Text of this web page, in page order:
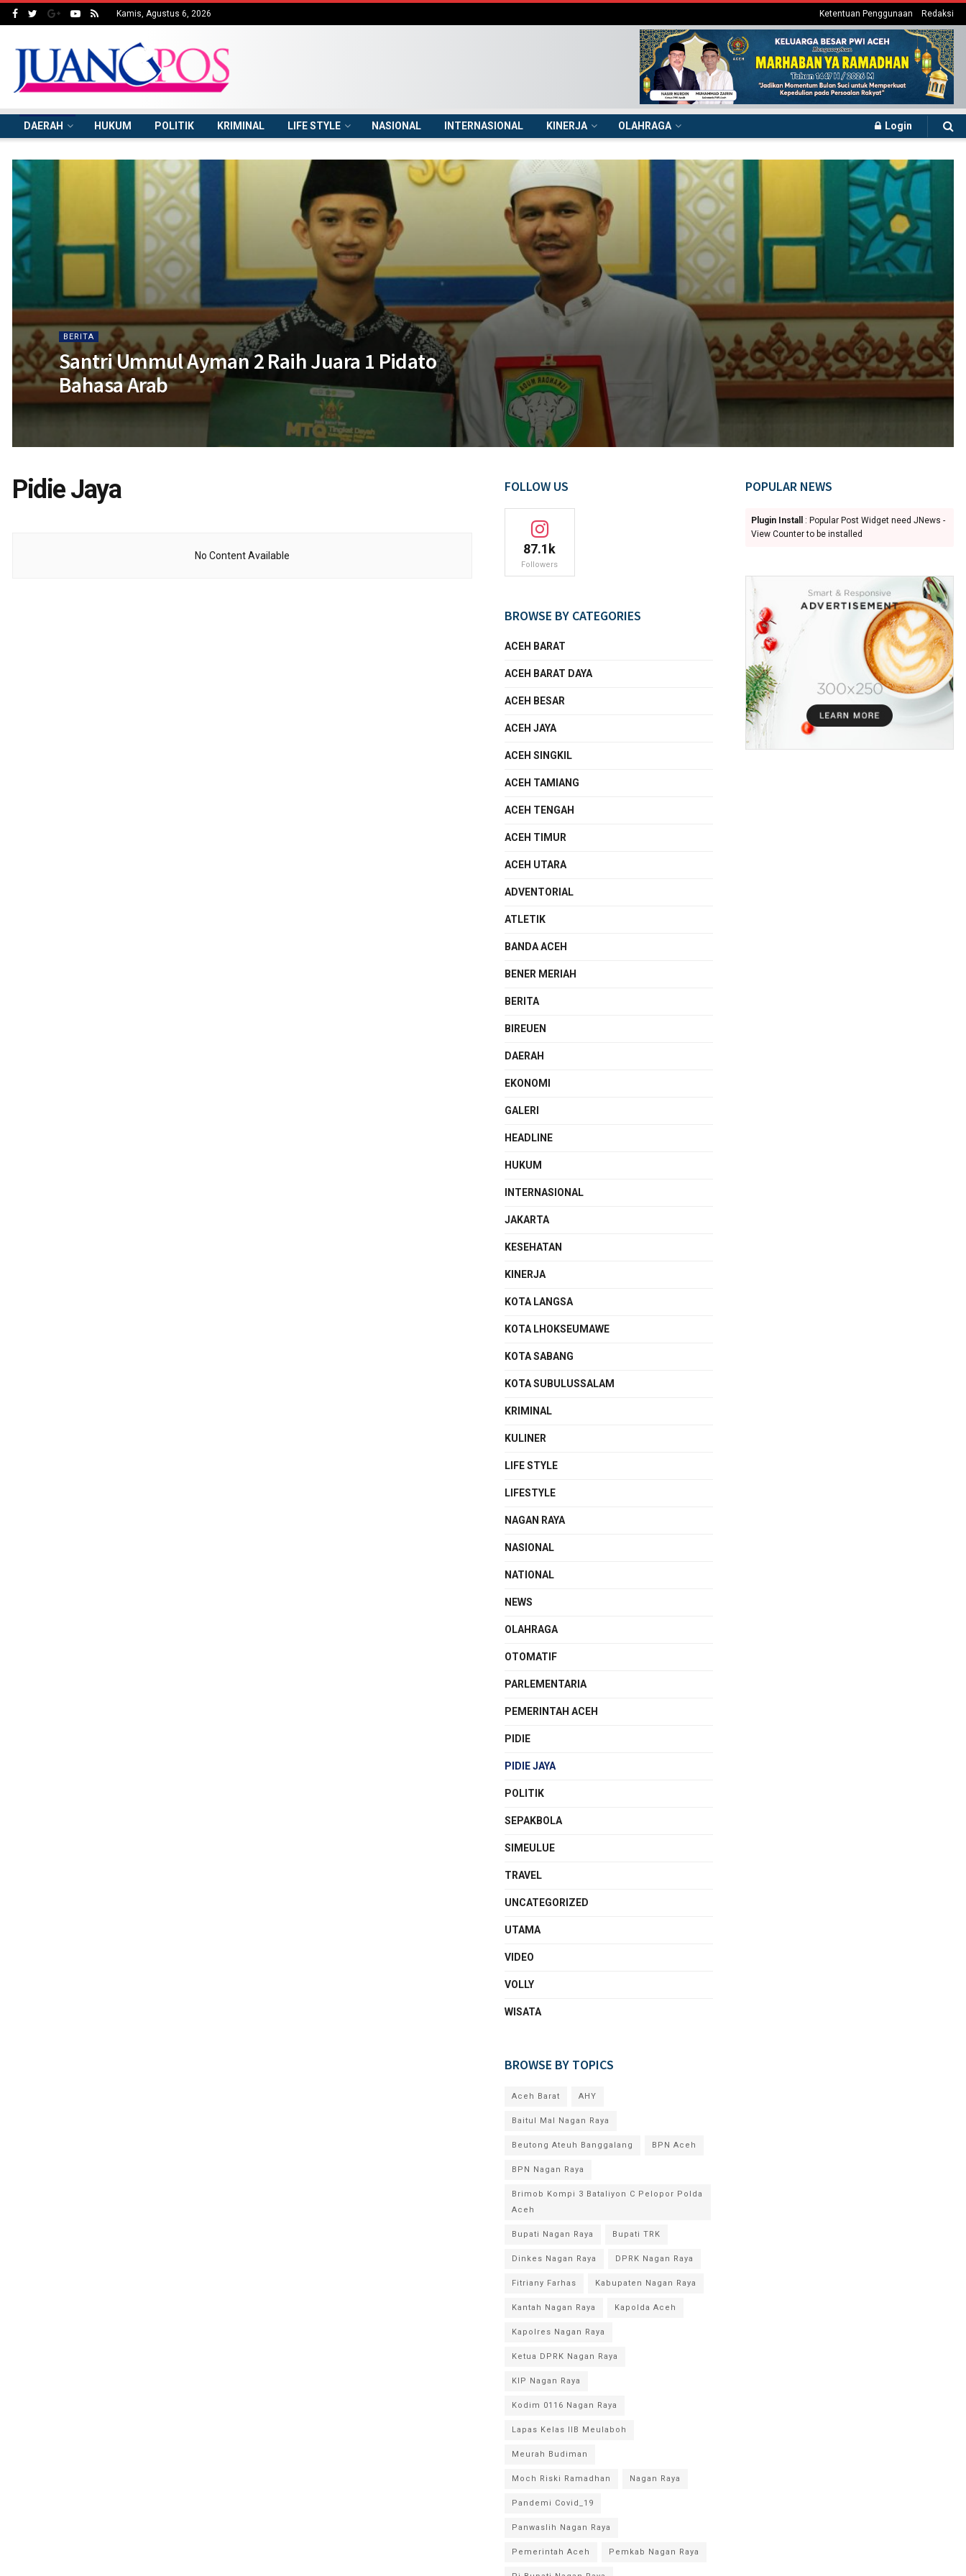
Kamis, Agustus 6, 2026 Ketentuan Penggunaan Redaksi
DAERAH HUKUM POLITIK KRIMINAL LIFE STYLE NASIONAL INTERNASIONAL KINERJA OLAHRAGA Login
BERITA
Santri Ummul Ayman 2 Raih Juara 1 Pidato
Bahasa Arab
Pidie Jaya
No Content Available
FOLLOW US
87.1k
Followers
BROWSE BY CATEGORIES
ACEH BARAT
ACEH BARAT DAYA
ACEH BESAR
ACEH JAYA
ACEH SINGKIL
ACEH TAMIANG
ACEH TENGAH
ACEH TIMUR
ACEH UTARA
ADVENTORIAL
ATLETIK
BANDA ACEH
BENER MERIAH
BERITA
BIREUEN
DAERAH
EKONOMI
GALERI
HEADLINE
HUKUM
INTERNASIONAL
JAKARTA
KESEHATAN
KINERJA
KOTA LANGSA
KOTA LHOKSEUMAWE
KOTA SABANG
KOTA SUBULUSSALAM
KRIMINAL
KULINER
LIFE STYLE
LIFESTYLE
NAGAN RAYA
NASIONAL
NATIONAL
NEWS
OLAHRAGA
OTOMATIF
PARLEMENTARIA
PEMERINTAH ACEH
PIDIE
PIDIE JAYA
POLITIK
SEPAKBOLA
SIMEULUE
TRAVEL
UNCATEGORIZED
UTAMA
VIDEO
VOLLY
WISATA
BROWSE BY TOPICS
Aceh Barat AHY
Baitul Mal Nagan Raya
Beutong Ateuh Banggalang BPN Aceh
BPN Nagan Raya
Brimob Kompi 3 Bataliyon C Pelopor Polda
Aceh
Bupati Nagan Raya Bupati TRK
Dinkes Nagan Raya DPRK Nagan Raya
Fitriany Farhas Kabupaten Nagan Raya
Kantah Nagan Raya Kapolda Aceh
Kapolres Nagan Raya
Ketua DPRK Nagan Raya
KIP Nagan Raya
Kodim 0116 Nagan Raya
Lapas Kelas IIB Meulaboh
Meurah Budiman
Moch Riski Ramadhan Nagan Raya
Pandemi Covid_19
Panwaslih Nagan Raya
Pemerintah Aceh Pemkab Nagan Raya
POPULAR NEWS
Plugin Install
: Popular Post Widget need JNews -
View Counter to be installed